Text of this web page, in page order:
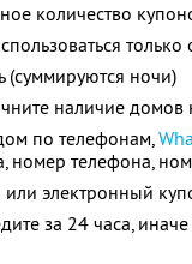
количество
только
ночи)
наличие
по телефонам,
номер телефона,
электронный
за 24 часа, иначе